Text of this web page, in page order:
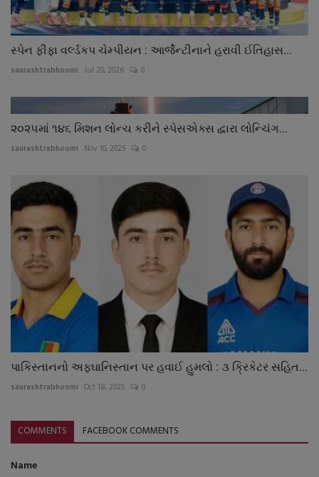
સ્પેન ફીફા વર્લ્ડકપ ચેમ્પીયન : આર્જેન્ટીનાને હરાવી ઈતિહાસ...
saurashtrabhoomi Jul 20, 2026 0
૨૦૨૫માં ૧૪૬ મિશન લોન્ચ કરીને સ્પેસએક્સ દ્વારા લોન્ચિંગ...
saurashtrabhoomi Nov 10, 2025 0
પાકિસ્તાનનો અફઘાનિસ્તાન પર હવાઈ હુમલો : ૩ ક્રિકેટર સહિત...
saurashtrabhoomi Oct 18, 2025 0
COMMENTS FACEBOOK COMMENTS
Name